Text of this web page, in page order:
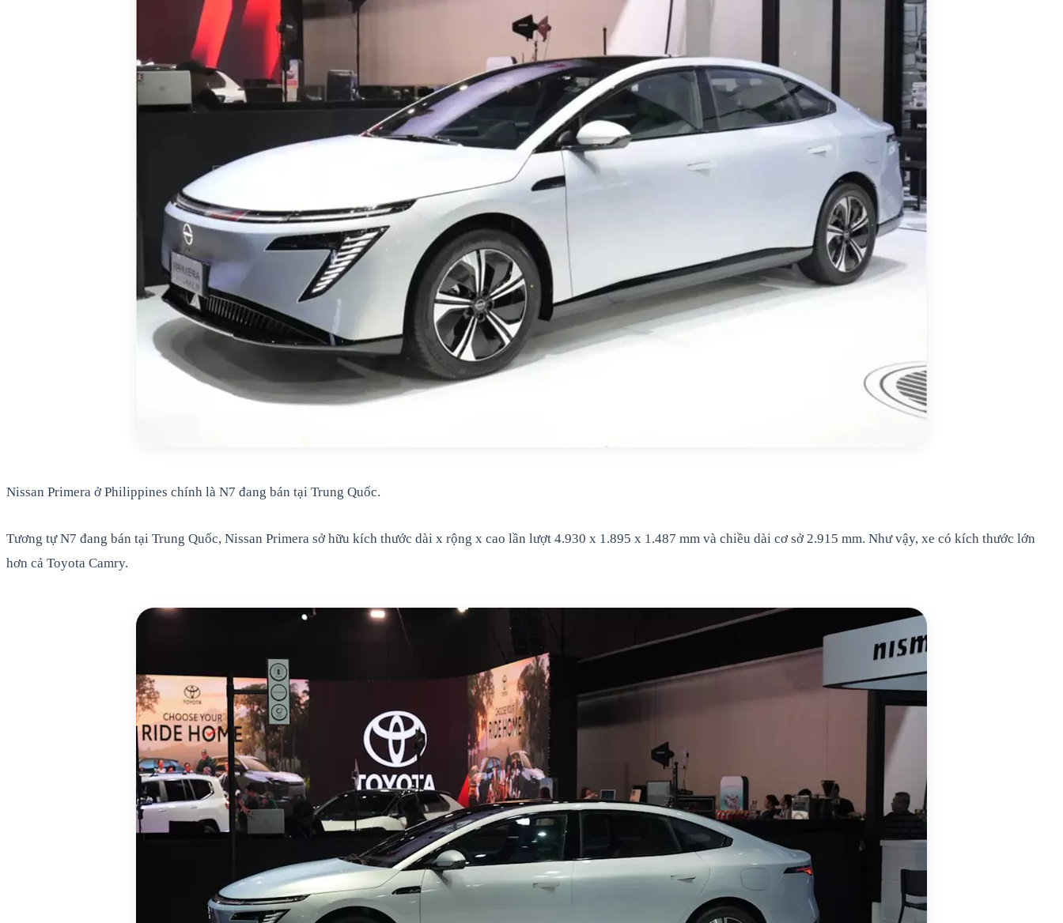
Nissan Primera ở Philippines chính là N7 đang bán tại Trung Quốc.
Tương tự N7 đang bán tại Trung Quốc, Nissan Primera sở hữu kích thước dài x rộng x cao lần lượt 4.930 x 1.895 x 1.487 mm và chiều dài cơ sở 2.915 mm. Như vậy, xe có kích thước lớn
hơn cả Toyota Camry.